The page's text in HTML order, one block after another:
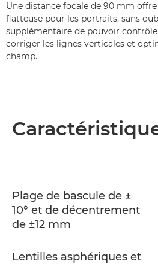
Une distance focale de 90 mm
flatteuse pour les portraits, sans
supplémentaire de pouvoir
corriger les lignes verticales et
champ.
Plage de bascule de ±
10° et de décentrement
de ±12 mm
Lentilles asphériques et